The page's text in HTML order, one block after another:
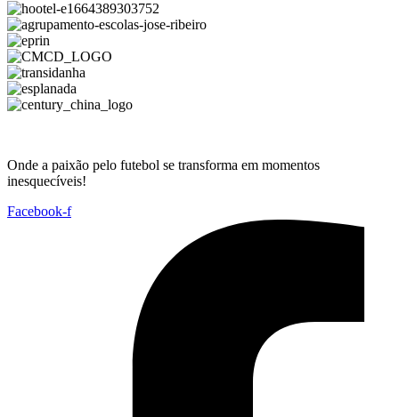
Onde a paixão pelo futebol se transforma em momentos
inesquecíveis!
Facebook-f